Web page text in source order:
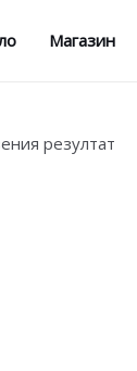
Магазин
резултат